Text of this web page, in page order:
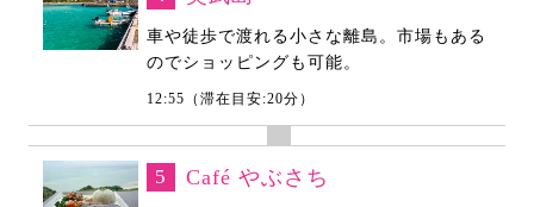
車や徒歩で渡れる小さな離島。市場もある
のでショッピングも可能。
12:55（滞在目安:20分）
5 Café やぶさち